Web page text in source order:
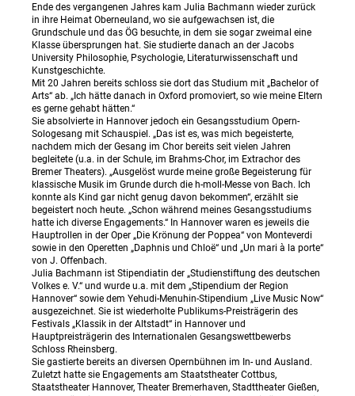
Ende des vergangenen Jahres kam Julia Bachmann wieder zurück
in ihre Heimat Oberneuland, wo sie aufgewachsen ist, die
Grundschule und das ÖG besuchte, in dem sie sogar zweimal eine
Klasse übersprungen hat. Sie studierte danach an der Jacobs
University Philosophie, Psychologie, Literaturwissenschaft und
Kunstgeschichte.
Mit 20 Jahren bereits schloss sie dort das Studium mit „Bachelor of
Arts“ ab. „Ich hätte danach in Oxford promoviert, so wie meine Eltern
es gerne gehabt hätten.“
Sie absolvierte in Hannover jedoch ein Gesangsstudium Opern-
Sologesang mit Schauspiel. „Das ist es, was mich begeisterte,
nachdem mich der Gesang im Chor bereits seit vielen Jahren
begleitete (u.a. in der Schule, im Brahms-Chor, im Extrachor des
Bremer Theaters). „Ausgelöst wurde meine große Begeisterung für
klassische Musik im Grunde durch die h-moll-Messe von Bach. Ich
konnte als Kind gar nicht genug davon bekommen“, erzählt sie
begeistert noch heute. „Schon während meines Gesangsstudiums
hatte ich diverse Engagements.“ In Hannover waren es jeweils die
Hauptrollen in der Oper „Die Krönung der Poppea“ von Monteverdi
sowie in den Operetten „Daphnis und Chloë“ und „Un mari à la porte“
von J. Offenbach.
Julia Bachmann ist Stipendiatin der „Studienstiftung des deutschen
Volkes e. V.“ und wurde u.a. mit dem „Stipendium der Region
Hannover“ sowie dem Yehudi-Menuhin-Stipendium „Live Music Now“
ausgezeichnet. Sie ist wiederholte Publikums-Preisträgerin des
Festivals „Klassik in der Altstadt“ in Hannover und
Hauptpreisträgerin des Internationalen Gesangswettbewerbs
Schloss Rheinsberg.
Sie gastierte bereits an diversen Opernbühnen im In- und Ausland.
Zuletzt hatte sie Engagements am Staatstheater Cottbus,
Staatstheater Hannover, Theater Bremerhaven, Stadttheater Gießen,